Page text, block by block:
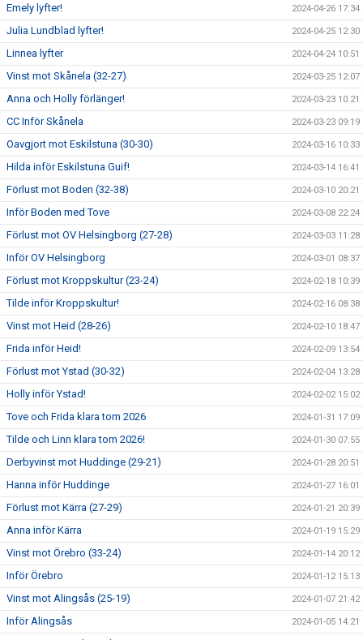
Emely lyfter! 2024-04-26 17:34
Julia Lundblad lyfter! 2024-04-25 12:30
Linnea lyfter 2024-04-24 10:51
Vinst mot Skånela (32-27) 2024-03-25 12:07
Anna och Holly förlänger! 2024-03-23 10:21
CC Inför Skånela 2024-03-23 09:19
Oavgjort mot Eskilstuna (30-30) 2024-03-16 10:33
Hilda inför Eskilstuna Guif! 2024-03-14 16:41
Förlust mot Boden (32-38) 2024-03-10 20:21
Inför Boden med Tove 2024-03-08 22:24
Förlust mot OV Helsingborg (27-28) 2024-03-03 11:28
Inför OV Helsingborg 2024-03-01 08:37
Förlust mot Kroppskultur (23-24) 2024-02-18 10:39
Tilde inför Kroppskultur! 2024-02-16 08:38
Vinst mot Heid (28-26) 2024-02-10 18:47
Frida inför Heid! 2024-02-09 13:54
Förlust mot Ystad (30-32) 2024-02-04 13:28
Holly inför Ystad! 2024-02-02 15:02
Tove och Frida klara tom 2026 2024-01-31 17:09
Tilde och Linn klara tom 2026! 2024-01-30 07:55
Derbyvinst mot Huddinge (29-21) 2024-01-28 20:51
Hanna inför Huddinge 2024-01-27 16:01
Förlust mot Kärra (27-29) 2024-01-21 20:39
Anna inför Kärra 2024-01-19 15:29
Vinst mot Örebro (33-24) 2024-01-14 20:12
Inför Örebro 2024-01-12 15:13
Vinst mot Alingsås (25-19) 2024-01-07 21:42
Inför Alingsås 2024-01-05 14:21